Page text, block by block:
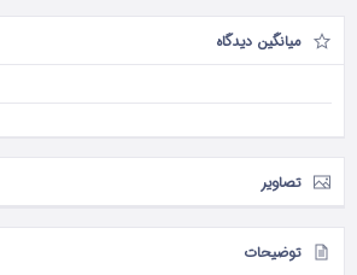
میانگین دیدگاه
تصاویر
توضیحات